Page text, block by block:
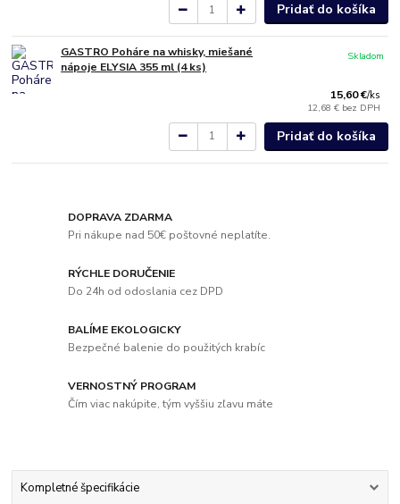
Pridať do košíka
GASTRO Poháre na whisky, miešané
nápoje ELYSIA 355 ml (4 ks)
15,60 €/ks
12,68 € bez DPH
Skladom
Pridať do košíka
DOPRAVA ZDARMA
Pri nákupe nad 50€ poštovné neplatíte.
RÝCHLE DORUČENIE
Do 24h od odoslania cez DPD
BALÍME EKOLOGICKY
Bezpečné balenie do použitých krabíc
VERNOSTNÝ PROGRAM
Čím viac nakúpite, tým vyššiu zľavu máte
Kompletné špecifikácie